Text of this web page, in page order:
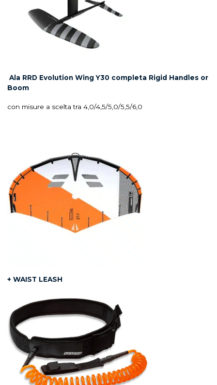
Ala RRD Evolution Wing Y30 completa Rigid Handles or
Boom
con misure a scelta tra 4,0/4,5/5,0/5,5/6,0
+ WAIST LEASH